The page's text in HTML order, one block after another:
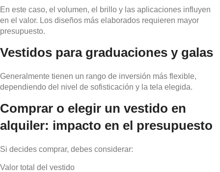
En este caso, el volumen, el brillo y las aplicaciones influyen
en el valor. Los diseños más elaborados requieren mayor
presupuesto.
Vestidos para graduaciones y galas
Generalmente tienen un rango de inversión más flexible,
dependiendo del nivel de sofisticación y la tela elegida.
Comprar o elegir un vestido en
alquiler: impacto en el presupuesto
Si decides comprar, debes considerar:
Valor total del vestido